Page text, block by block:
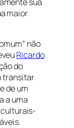
maior
não
Ricardo
do
transitar
de um
a uma